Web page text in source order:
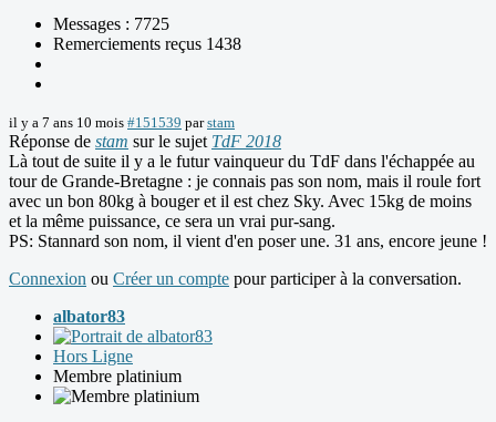
Messages : 7725
Remerciements reçus 1438
il y a 7 ans 10 mois #151539 parstam
Réponse de stam sur le sujet TdF 2018
Là tout de suite il y a le futur vainqueur du TdF dans l'échappée au
tour de Grande-Bretagne : je connais pas son nom, mais il roule fort
avec un bon 80kg à bouger et il est chez Sky. Avec 15kg de moins
et la même puissance, ce sera un vrai pur-sang.
PS: Stannard son nom, il vient d'en poser une. 31 ans, encore jeune !
Connexion ou Créer un compte pour participer à la conversation.
albator83
Hors Ligne
Membre platinium